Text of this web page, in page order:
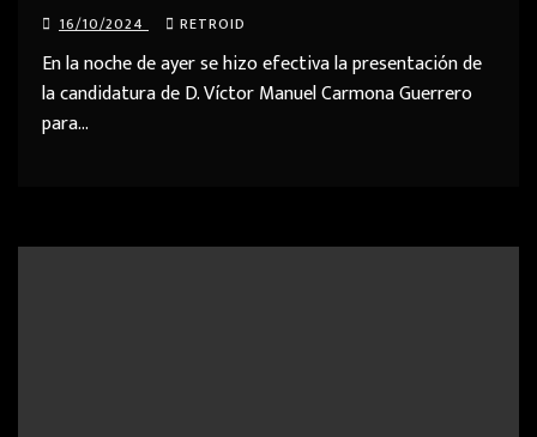
16/10/2024 RETROID
En la noche de ayer se hizo efectiva la presentación de
la candidatura de D. Víctor Manuel Carmona Guerrero
para…